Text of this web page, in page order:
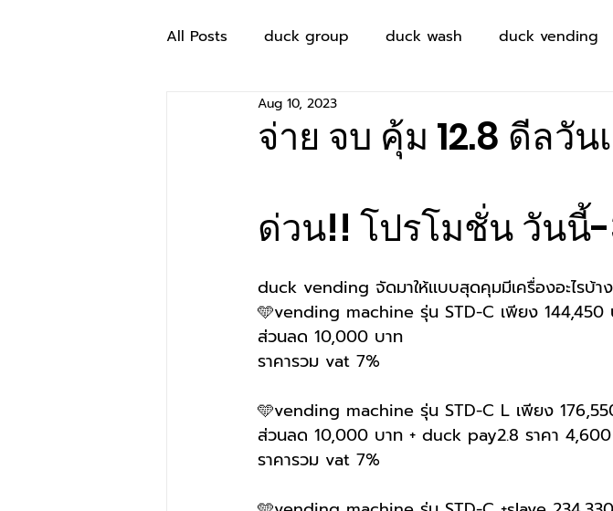
All Posts duck group duck wash duck vending
จ่าย จบ คุ้ม 12.8 ดีลวัน
Aug 10, 2023
ด่วน!! โปรโมชั่น วันนี้-
duck vending จัดมาให้เเบบสุดคุมมีเครื่องอะไรบ้า
🩵vending machine รุ่น STD-C เพียง 144,450
ส่วนลด 10,000 บาท
ราคารวม vat 7%
🩵vending machine รุ่น STD-C L เพียง
ส่วนลด 10,000 บาท + duck pay2.8 ราคา
ราคารวม vat 7%